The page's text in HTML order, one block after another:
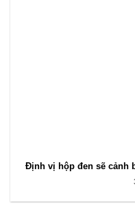
Định vị hộp đen sẽ cảnh